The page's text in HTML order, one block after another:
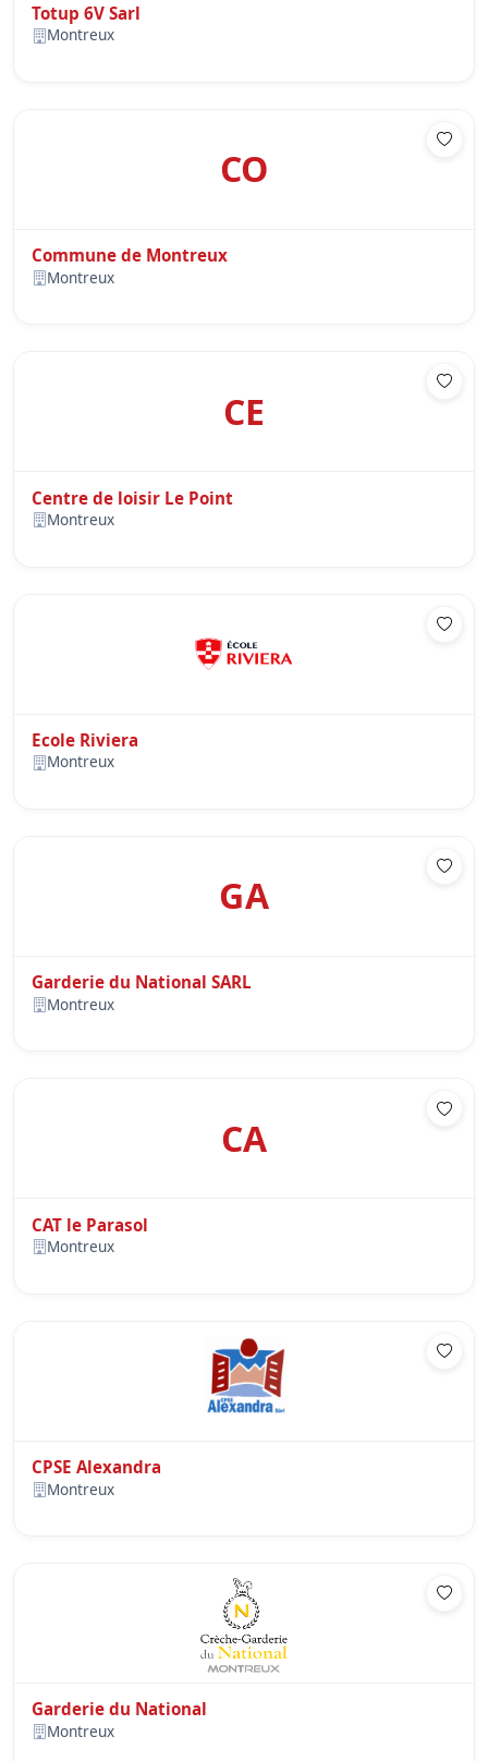
Totup 6V Sarl
Montreux
CO
Commune de Montreux
Montreux
CE
Centre de loisir Le Point
Montreux
Ecole Riviera
Montreux
GA
Garderie du National SARL
Montreux
CA
CAT le Parasol
Montreux
CPSE Alexandra
Montreux
Garderie du National
Montreux